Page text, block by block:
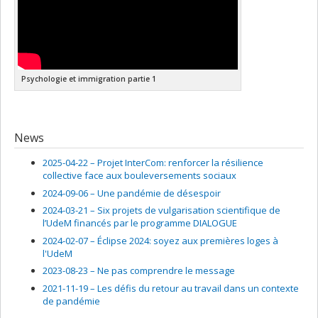
Psychologie et immigration partie 1
News
2025-04-22 – Projet InterCom: renforcer la résilience
collective face aux bouleversements sociaux
2024-09-06 – Une pandémie de désespoir
2024-03-21 – Six projets de vulgarisation scientifique de
l’UdeM financés par le programme DIALOGUE
2024-02-07 – Éclipse 2024: soyez aux premières loges à
l'UdeM
2023-08-23 – Ne pas comprendre le message
2021-11-19 – Les défis du retour au travail dans un contexte
de pandémie